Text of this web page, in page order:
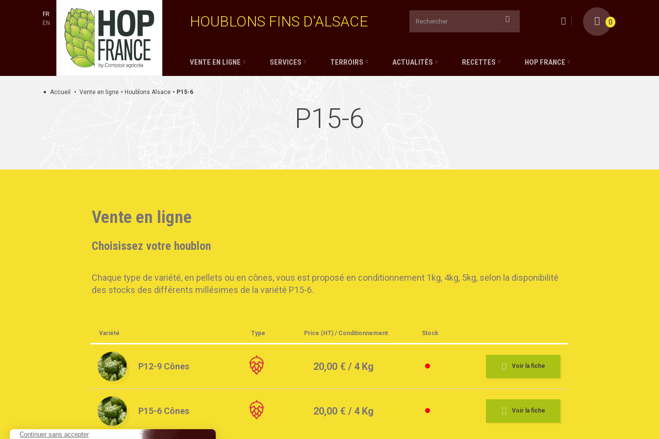
FR
EN
HOUBLONS FINS D'ALSACE 0
VENTE EN LIGNE SERVICES TERROIRS ACTUALITÉS RECETTES HOP FRANCE
Accueil Vente en ligne Houblons Alsace P15-6
P15-6
Vente en ligne
Choisissez votre houblon
Chaque type de variété, en pellets ou en cônes, vous est proposé en conditionnement 1kg, 4kg, 5kg, selon la disponibilité
des stocks des différents millésimes de la variété P15-6.
Variété Type Price (HT) / Conditionnement Stock
P12-9 Cônes 20,00 € / 4 Kg Voir la fiche
P15-6 Cônes 20,00 € / 4 Kg Voir la fiche